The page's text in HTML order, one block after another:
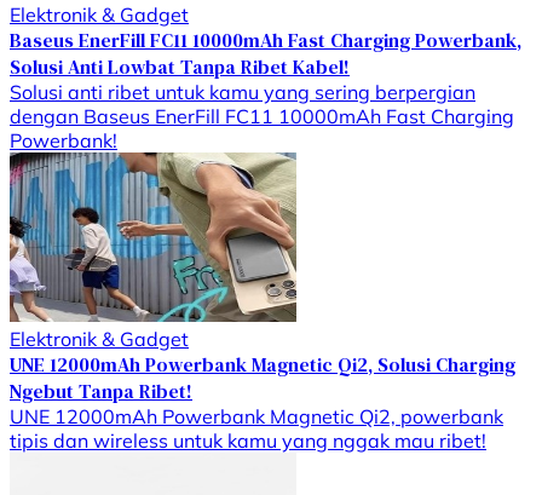
Elektronik & Gadget
Baseus EnerFill FC11 10000mAh Fast Charging Powerbank,
Solusi Anti Lowbat Tanpa Ribet Kabel!
Solusi anti ribet untuk kamu yang sering berpergian
dengan Baseus EnerFill FC11 10000mAh Fast Charging
Powerbank!
Elektronik & Gadget
UNE 12000mAh Powerbank Magnetic Qi2, Solusi Charging
Ngebut Tanpa Ribet!
UNE 12000mAh Powerbank Magnetic Qi2, powerbank
tipis dan wireless untuk kamu yang nggak mau ribet!